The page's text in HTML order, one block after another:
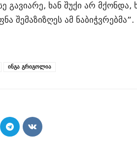
გავიარე, ხან შუქი არ
შემაზიზღეს ამ ნაბიჭვრებმა”.
ინგა გრიგოლია